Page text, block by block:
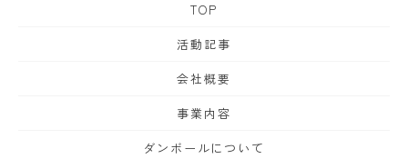
TOP
活動記事
会社概要
事業内容
ダンボールについて